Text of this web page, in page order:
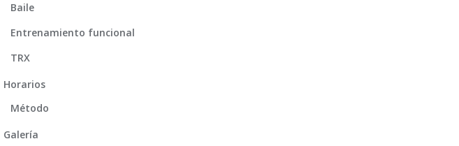
Baile
Entrenamiento funcional
TRX
Horarios
Método
Galería